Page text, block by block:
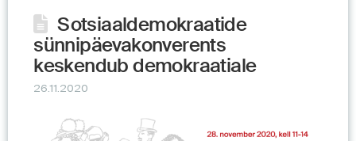
Sotsiaaldemokraatide
sünnipäevakonverents
keskendub demokraatiale
26.11.2020